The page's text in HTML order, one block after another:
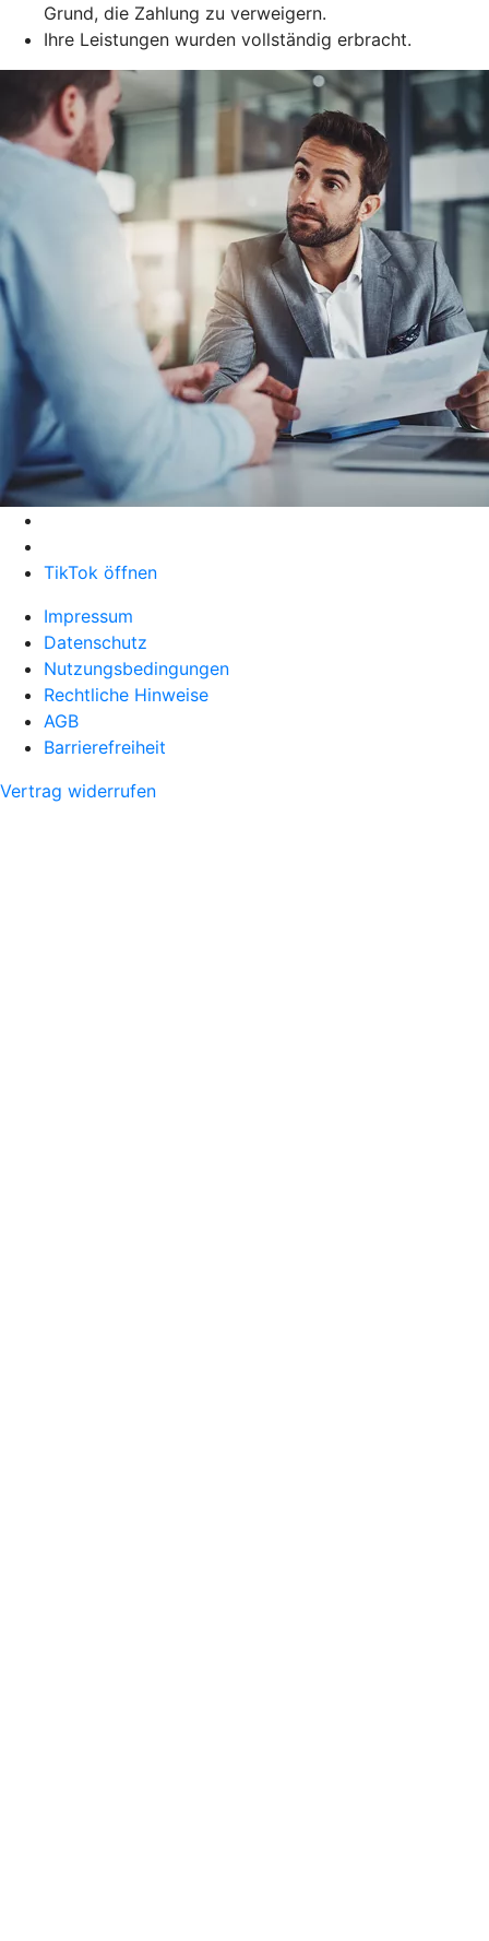
Grund, die Zahlung zu verweigern.
Ihre Leistungen wurden vollständig erbracht.
TikTok öffnen
Impressum
Datenschutz
Nutzungsbedingungen
Rechtliche Hinweise
AGB
Barrierefreiheit
Vertrag widerrufen